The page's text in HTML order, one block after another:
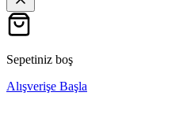
Sepetiniz boş
Alışverişe Başla